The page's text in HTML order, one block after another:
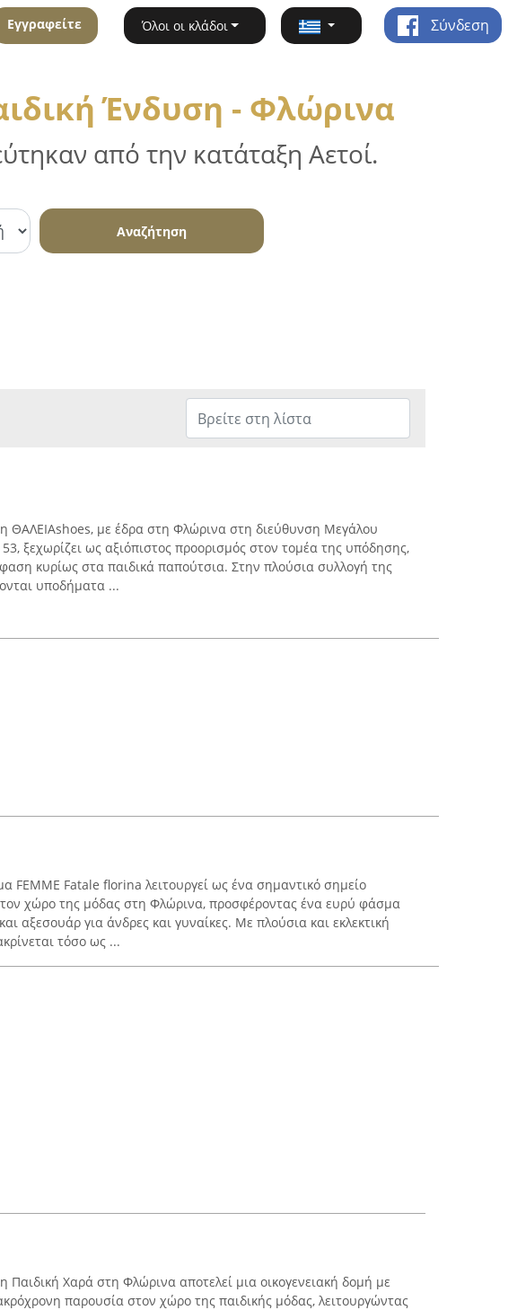
Εγγραφείτε Όλοι οι κλάδοι Σύνδεση
Ένδυση - Φλώρινα
από την κατάταξη Αετοί.
Αναζήτηση
ΘΑΛΕΙΑshoes, με έδρα στη Φλώρινα στη διεύθυνση Μεγάλου
ξεχωρίζει ως αξιόπιστος προορισμός στον τομέα της υπόδησης,
κυρίως στα παιδικά παπούτσια. Στην πλούσια συλλογή της
υποδήματα ...
FEMME Fatale florina λειτουργεί ως ένα σημαντικό σημείο
χώρο της μόδας στη Φλώρινα, προσφέροντας ένα ευρύ φάσμα
αξεσουάρ για άνδρες και γυναίκες. Με πλούσια και εκλεκτική
τόσο ως ...
Παιδική Χαρά στη Φλώρινα αποτελεί μια οικογενειακή δομή με
παρουσία στον χώρο της παιδικής μόδας, λειτουργώντας